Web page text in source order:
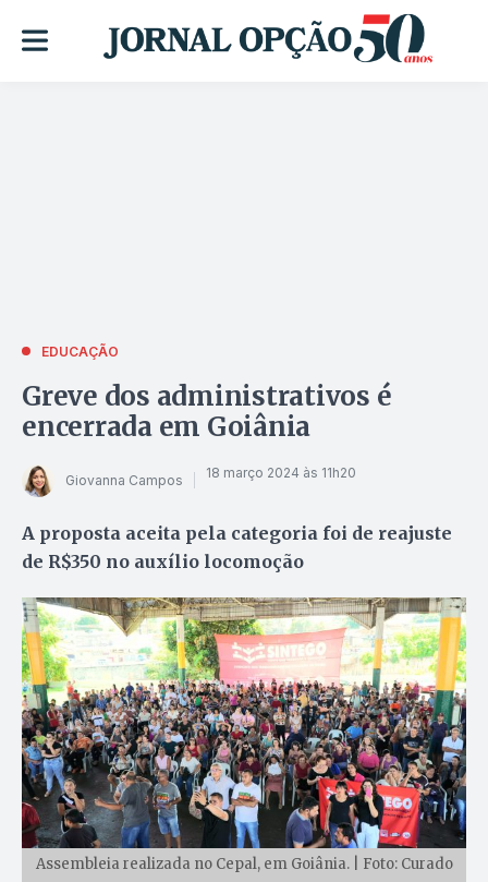
EDUCAÇÃO
Greve dos administrativos é
encerrada em Goiânia
Giovanna Campos 18 março 2024 às 11h20
A proposta aceita pela categoria foi de reajuste
de R$350 no auxílio locomoção
Assembleia realizada no Cepal, em Goiânia. | Foto: Curado